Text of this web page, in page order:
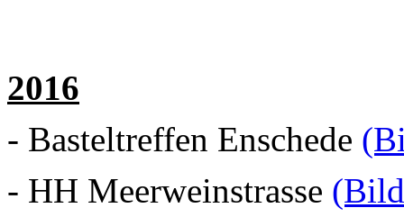
2016
- Basteltreffen Enschede
- HH Meerweinstrasse